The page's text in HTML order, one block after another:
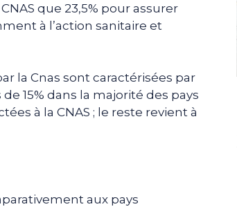
que 23,5% pour assurer
à l’action sanitaire et
la Cnas sont caractérisées par
15% dans la majorité des pays
à la CNAS ; le reste revient à
aux pays